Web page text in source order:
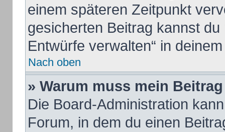
einem späteren Zeitpunkt
gesicherten Beitrag kannst
Entwürfe verwalten“ in
Nach oben
» Warum muss mein
Die Board-Administration
Forum, in dem du einen